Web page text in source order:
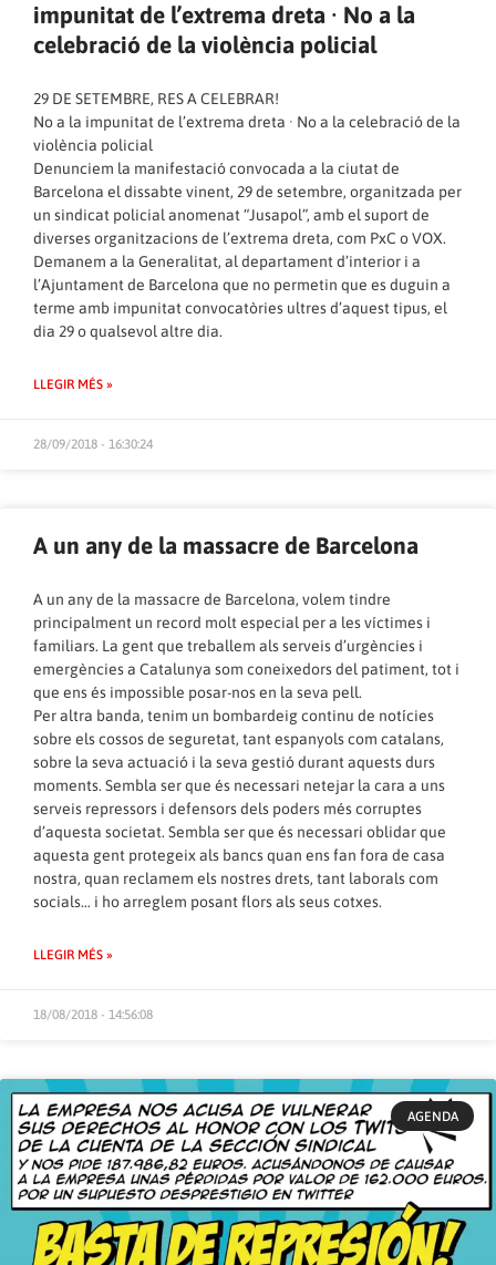
impunitat de l’extrema dreta · No a la
celebració de la violència policial
29 DE SETEMBRE, RES A CELEBRAR!
No a la impunitat de l’extrema dreta · No a la celebració de la
violència policial
Denunciem la manifestació convocada a la ciutat de
Barcelona el dissabte vinent, 29 de setembre, organitzada per
un sindicat policial anomenat “Jusapol”, amb el suport de
diverses organitzacions de l’extrema dreta, com PxC o VOX.
Demanem a la Generalitat, al departament d’interior i a
l’Ajuntament de Barcelona que no permetin que es duguin a
terme amb impunitat convocatòries ultres d’aquest tipus, el
dia 29 o qualsevol altre dia.
LLEGIR MÉS »
28/09/2018 - 16:30:24
A un any de la massacre de Barcelona
A un any de la massacre de Barcelona, volem tindre
principalment un record molt especial per a les víctimes i
familiars. La gent que treballem als serveis d’urgències i
emergències a Catalunya som coneixedors del patiment, tot i
que ens és impossible posar-nos en la seva pell.
Per altra banda, tenim un bombardeig continu de notícies
sobre els cossos de seguretat, tant espanyols com catalans,
sobre la seva actuació i la seva gestió durant aquests durs
moments. Sembla ser que és necessari netejar la cara a uns
serveis repressors i defensors dels poders més corruptes
d’aquesta societat. Sembla ser que és necessari oblidar que
aquesta gent protegeix als bancs quan ens fan fora de casa
nostra, quan reclamem els nostres drets, tant laborals com
socials… i ho arreglem posant flors als seus cotxes.
LLEGIR MÉS »
18/08/2018 - 14:56:08
AGENDA